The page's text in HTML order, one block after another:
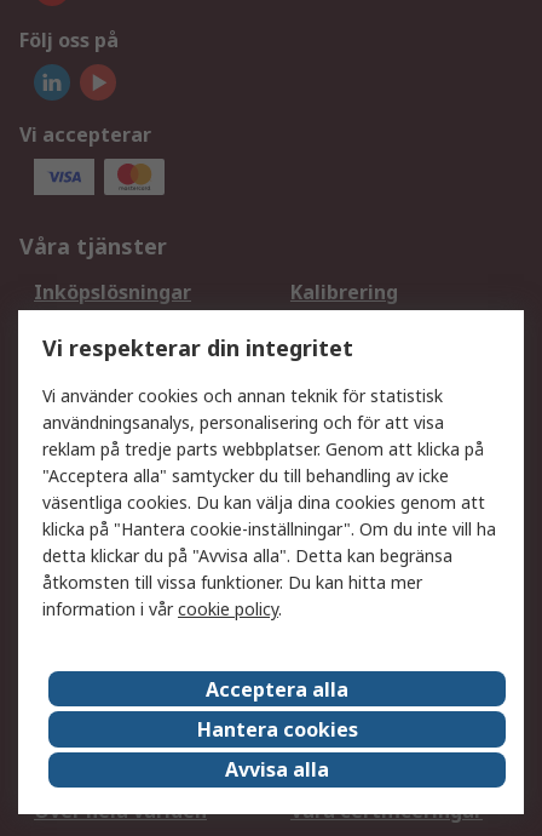
Följ oss på
Vi accepterar
Våra tjänster
Inköpslösningar
Kalibrering
DesignSpark
Teknisk Support
Ditt lokala säljteam
Exportlösningar
Support
Få hjälp
Retur av varor
Leverans
Spåra din order
Begär en fakturakopi
Fördelar med RS-konto
Betalningsalternativ
Om RS
Försäljningsvillkor
Det juridiska
Press Centre
Jobba hos RS
ESG
Över hela världen
Våra certificeringar
Vi respekterar din integritet
Vi använder cookies och annan teknik för statistisk
användningsanalys, personalisering och för att visa
reklam på tredje parts webbplatser. Genom att klicka på
"Acceptera alla" samtycker du till behandling av icke
väsentliga cookies. Du kan välja dina cookies genom att
klicka på "Hantera cookie-inställningar". Om du inte vill ha
detta klickar du på "Avvisa alla". Detta kan begränsa
åtkomsten till vissa funktioner. Du kan hitta mer
information i vårcookie policy.
Acceptera alla
Hantera cookies
Avvisa alla